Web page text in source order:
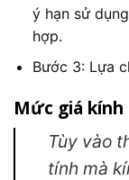
ý hạn sử
hợp.
Bước 3: Lựa
Mức giá
Tùy vào
tính mà